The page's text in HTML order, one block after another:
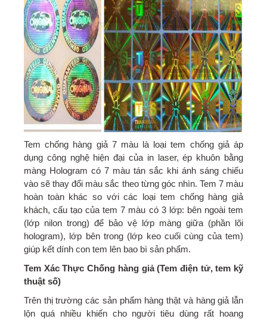
Tem chống hàng giả 7 màu là loại tem chống giả áp
dụng công nghệ hiện đại của in laser, ép khuôn bằng
màng Hologram có 7 màu tán sắc khi ánh sáng chiếu
vào sẽ thay đổi màu sắc theo từng góc nhìn. Tem 7 màu
hoàn toàn khác so với các loại tem chống hàng giả
khách, cấu tạo của tem 7 màu có 3 lớp: bên ngoài tem
(lớp nilon trong) để bảo vệ lớp màng giữa (phần lõi
hologram), lớp bên trong (lớp keo cuối cùng của tem)
giúp kết dính con tem lên bao bì sản phẩm.
Tem Xác Thực Chống hàng giả (Tem điện tử, tem kỹ
thuật số)
Trên thị trường các sản phẩm hàng thật và hàng giả lẫn
lộn quá nhiều khiến cho người tiêu dùng rất hoang